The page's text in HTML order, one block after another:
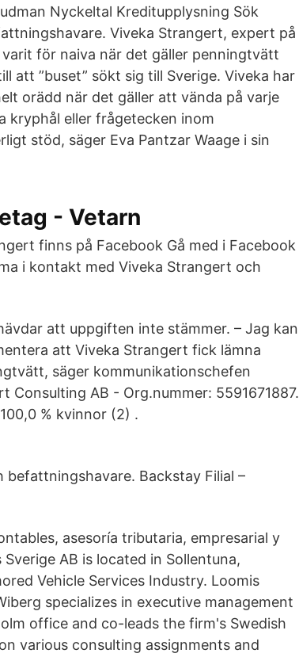
Nyckeltal Kreditupplysning Sök
Viveka Strangert, expert på
för naiva när det gäller penningtvätt
att ”buset” sökt sig till Sverige. Viveka har
orädd när det gäller att vända på varje
kryphål eller frågetecken inom
stöd, säger Eva Pantzar Waage i sin
- Vetarn
finns på Facebook Gå med i Facebook
i kontakt med Viveka Strangert och
att uppgiften inte stämmer. – Jag kan
att Viveka Strangert fick lämna
säger kommunikationschefen
Consulting AB - Org.nummer: 5591671887.
% kvinnor (2) .
Backstay Filial –
asesoría tributaria, empresarial y
AB is located in Sollentuna,
Vehicle Services Industry. Loomis
specializes in executive management
office and co-leads the firm's Swedish
various consulting assignments and